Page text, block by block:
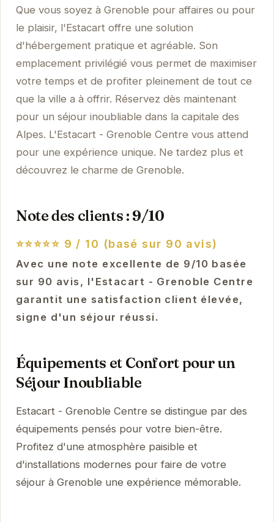
Que vous soyez à Grenoble pour affaires ou pour
le plaisir, l'Estacart offre une solution
d'hébergement pratique et agréable. Son
emplacement privilégié vous permet de maximiser
votre temps et de profiter pleinement de tout ce
que la ville a à offrir. Réservez dès maintenant
pour un séjour inoubliable dans la capitale des
Alpes. L'Estacart - Grenoble Centre vous attend
pour une expérience unique. Ne tardez plus et
découvrez le charme de Grenoble.
Note des clients : 9/10
⭐⭐⭐⭐⭐ 9 / 10 (basé sur 90 avis)
Avec une note excellente de 9/10 basée
sur 90 avis, l'Estacart - Grenoble Centre
garantit une satisfaction client élevée,
signe d'un séjour réussi.
Équipements et Confort pour un
Séjour Inoubliable
Estacart - Grenoble Centre se distingue par des
équipements pensés pour votre bien-être.
Profitez d'une atmosphère paisible et
d'installations modernes pour faire de votre
séjour à Grenoble une expérience mémorable.